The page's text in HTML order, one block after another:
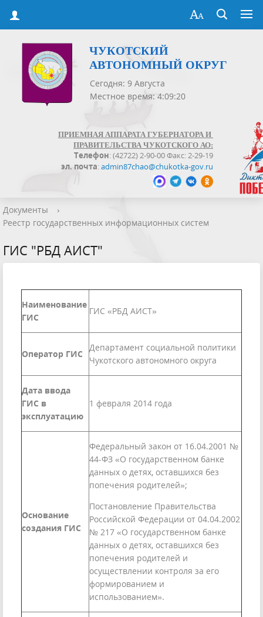
ЧУКОТСКИЙ
АВТОНОМНЫЙ ОКРУГ
Сегодня: 9 Августа
Местное время: 4:09:20
ПРИЕМНАЯ АППАРАТА ГУБЕРНАТОРА И
ПРАВИТЕЛЬСТВА ЧУКОТСКОГО АО:
Телефон: (42722) 2-90-00 Факс: 2-29-19
эл. почта:admin87chao@chukotka-gov.ru
Документы
›
Реестр государственных информационных систем
ГИС "РБД АИСТ"
Наименование
ГИС
ГИС «РБД АИСТ»
Оператор ГИС
Департамент социальной политики
Чукотского автономного округа
Дата ввода
ГИС в
эксплуатацию
1 февраля 2014 года
Основание
создания ГИС
Федеральный закон от 16.04.2001 №
44-ФЗ «О государственном банке
данных о детях, оставшихся без
попечения родителей»;
Постановление Правительства
Российской Федерации от 04.04.2002
№ 217 «О государственном банке
данных о детях, оставшихся без
попечения родителей и
осуществлении контроля за его
формированием и
использованием».